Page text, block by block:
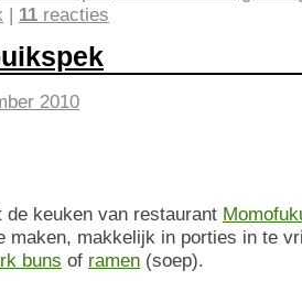
| 11 reacties
2010
keuken van restaurant
maken, makkelijk in porties in te
buns of ramen (soep).